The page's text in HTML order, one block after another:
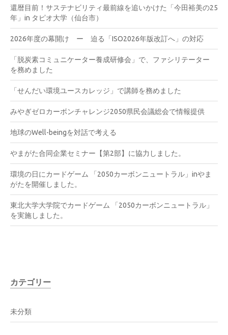
還暦目前！サステナビリティ最前線を追いかけた「今田裕美の25
年」in タピオ大学（仙台市）
2026年度の幕開け ー 迫る「ISO2026年版改訂へ」の対応
「脱炭素コミュニケーター養成研修会」で、ファシリテーター
を務めました
「せんだい環境ユースカレッジ」で講師を務めました
みやぎゼロカーボンチャレンジ2050県民会議総会で情報提供
地球のWell-beingを対話で考える
やまがた合同企業セミナー【第2部】に協力しました。
環境の日にカードゲーム 「2050カーボンニュートラル」inやま
がたを開催しました。
東北大学大学院でカードゲーム 「2050カーボンニュートラル」
を実施しました。
カテゴリー
未分類